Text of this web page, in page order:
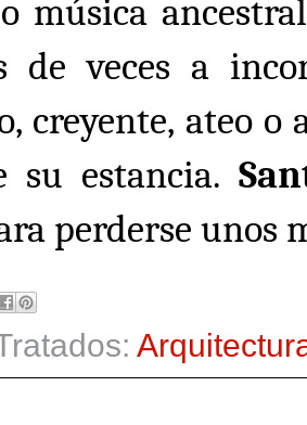
música
de veces a
creyente, ateo
su estancia.
perderse unos